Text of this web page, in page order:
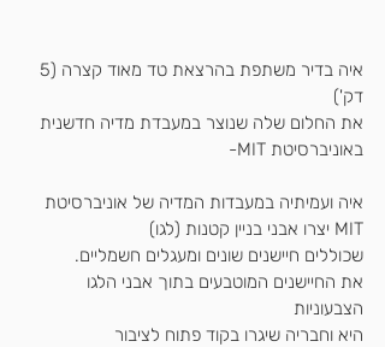
דק')
את החלום שלה שנוצר במעבדת מדיה חדשנית
באוניברסיטת MIT-
איה ועמיתיה במעבדות המדיה של אוניברסיטת
MIT יצרו אבני בניין קטנות (לגו)
שכוללים חיישנים שונים ומעגלים חשמליים.
את החיישנים המוטבעים בתוך אבני הלגו
הצבעוניות
היא וחבריה שיגרו בקוד פתוח לציבור